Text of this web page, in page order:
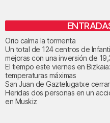
Orio calma la tormenta
Un total de 124 centros de
mejoras con una inversión de
El tiempo este viernes en
temperaturas máximas
San Juan de Gaztelugatxe
Heridas dos personas en un
en Muskiz